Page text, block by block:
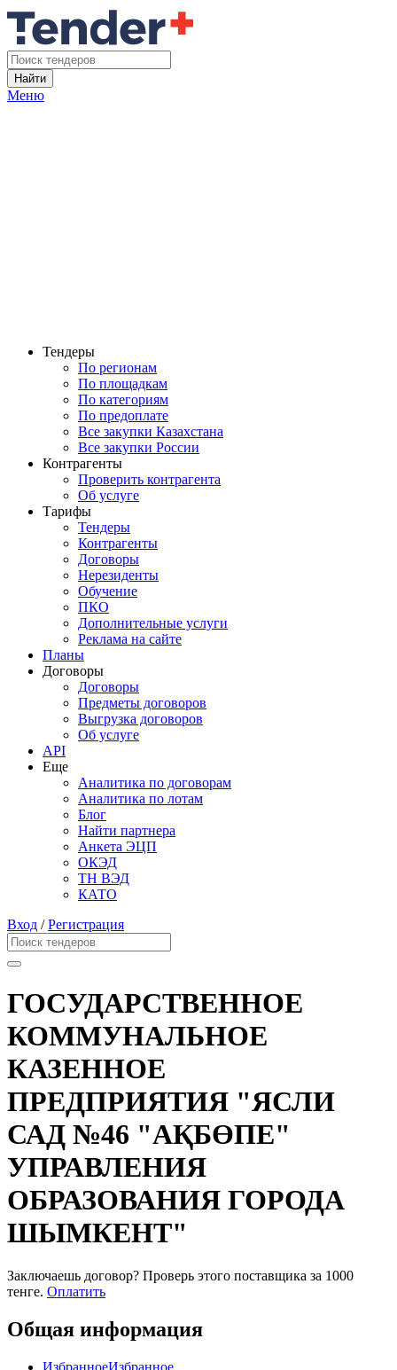
Найти
Меню
Тендеры
По регионам
По площадкам
По категориям
По предоплате
Все закупки Казахстана
Все закупки России
Контрагенты
Проверить контрагента
Об услуге
Тарифы
Тендеры
Контрагенты
Договоры
Нерезиденты
Обучение
ПКО
Дополнительные услуги
Реклама на сайте
Планы
Договоры
Договоры
Предметы договоров
Выгрузка договоров
Об услуге
API
Еще
Аналитика по договорам
Аналитика по лотам
Блог
Найти партнера
Анкета ЭЦП
ОКЭД
ТН ВЭД
КАТО
Вход /Регистрация
ГОСУДАРСТВЕННОЕ
КОММУНАЛЬНОЕ
КАЗЕННОЕ
ПРЕДПРИЯТИЯ "ЯСЛИ
САД №46 "АҚБӨПЕ"
УПРАВЛЕНИЯ
ОБРАЗОВАНИЯ ГОРОДА
ШЫМКЕНТ"
Заключаешь договор? Проверь этого поставщика за 1000
тенге. Оплатить
Общая информация
ИзбранноеИзбранное